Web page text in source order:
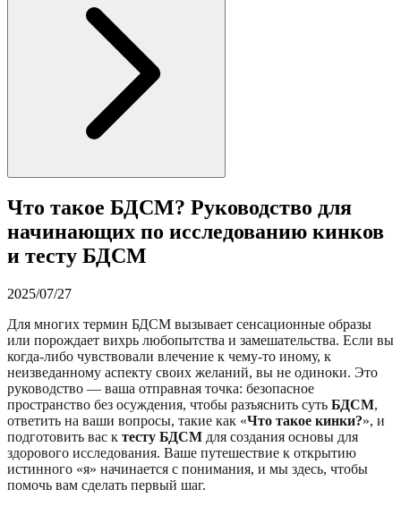
Что такое БДСМ? Руководство для
начинающих по исследованию кинков
и тесту БДСМ
2025/07/27
Для многих термин БДСМ вызывает сенсационные образы
или порождает вихрь любопытства и замешательства. Если вы
когда-либо чувствовали влечение к чему-то иному, к
неизведанному аспекту своих желаний, вы не одиноки. Это
руководство — ваша отправная точка: безопасное
пространство без осуждения, чтобы разъяснить суть БДСМ,
ответить на ваши вопросы, такие как «Что такое кинки?», и
подготовить вас к тесту БДСМ для создания основы для
здорового исследования. Ваше путешествие к открытию
истинного «я» начинается с понимания, и мы здесь, чтобы
помочь вам сделать первый шаг.